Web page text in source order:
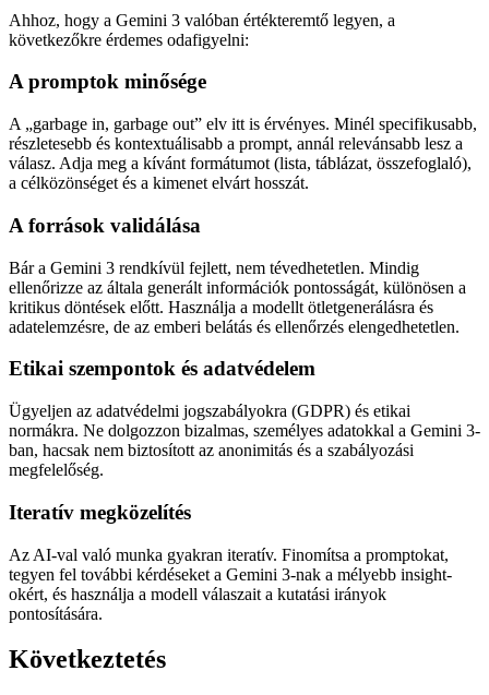
Ahhoz, hogy a Gemini 3 valóban értékteremtő legyen, a
következőkre érdemes odafigyelni:
A promptok minősége
A „garbage in, garbage out” elv itt is érvényes. Minél specifikusabb,
részletesebb és kontextuálisabb a prompt, annál relevánsabb lesz a
válasz. Adja meg a kívánt formátumot (lista, táblázat, összefoglaló),
a célközönséget és a kimenet elvárt hosszát.
A források validálása
Bár a Gemini 3 rendkívül fejlett, nem tévedhetetlen. Mindig
ellenőrizze az általa generált információk pontosságát, különösen a
kritikus döntések előtt. Használja a modellt ötletgenerálásra és
adatelemzésre, de az emberi belátás és ellenőrzés elengedhetetlen.
Etikai szempontok és adatvédelem
Ügyeljen az adatvédelmi jogszabályokra (GDPR) és etikai
normákra. Ne dolgozzon bizalmas, személyes adatokkal a Gemini 3-
ban, hacsak nem biztosított az anonimitás és a szabályozási
megfelelőség.
Iteratív megközelítés
Az AI-val való munka gyakran iteratív. Finomítsa a promptokat,
tegyen fel további kérdéseket a Gemini 3-nak a mélyebb insight-
okért, és használja a modell válaszait a kutatási irányok
pontosítására.
Következtetés